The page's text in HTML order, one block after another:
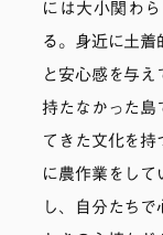
には大小関わ
る。身近に土
と安心感を与
持たなかった島
てきた文化を
に農作業をして
し、自分たち